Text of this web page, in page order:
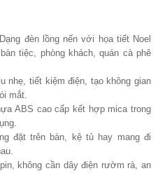
đèn lồng nến với họa tiết Noel
tiệc, phòng khách, quán cà phê
nhẹ, tiết kiệm điện, tạo không gian
mắt.
ABS cao cấp kết hợp mica trong
đặt trên bàn, kệ tủ hay mang đi
không cần dây điện rườm rà, an